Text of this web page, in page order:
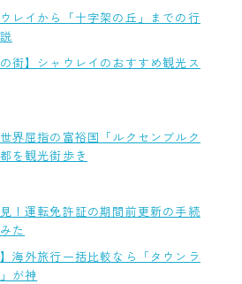
ウレイから「十字架の丘」までの行
の街】シャウレイのおすすめ観光ス
世界屈指の富裕国「ルクセンブルク
を観光街歩き
！運転免許証の期間前更新の手続
た
】海外旅行一括比較なら「タウンラ
が神